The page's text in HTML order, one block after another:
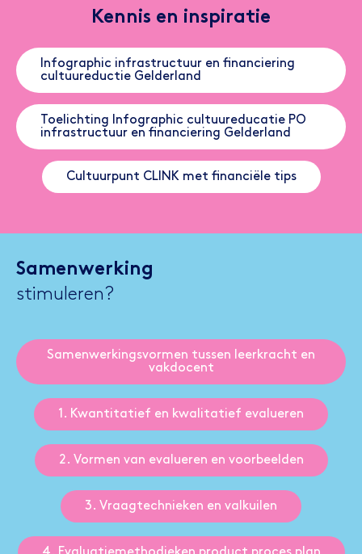
Kennis en inspiratie
Infographic infrastructuur en financiering
cultuureductie Gelderland
Toelichting Infographic cultuureducatie PO
infrastructuur en financiering Gelderland
Cultuurpunt CLINK met financiële tips
Samenwerking
stimuleren?
Samenwerkingsvormen tussen leerkracht en
vakdocent
1. Kwantitatief en kwalitatief evalueren
2. Vormen van evalueren en voorbeelden
3. Vraagtechnieken en valkuilen